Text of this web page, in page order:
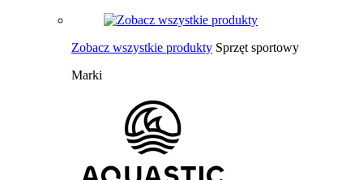
Zobacz wszystkie produkty Sprzęt sportowy
Marki